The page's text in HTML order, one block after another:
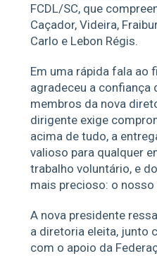
FCDL/SC, que
Caçador, Videira,
Carlo e Lebon Régis.
Em uma rápida fala ao
agradeceu a confiança
membros da nova
dirigente exige
acima de tudo, a
valioso para qualquer
trabalho voluntário, e
mais precioso: o nosso
A nova presidente
a diretoria eleita, junto
com o apoio da